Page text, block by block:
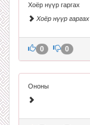
Хоёр нүүр гаргах
Хоёр нүүр гаргах
0 0
Ононы